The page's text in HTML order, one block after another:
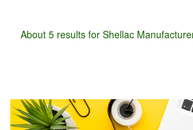
About 5 results for Shellac